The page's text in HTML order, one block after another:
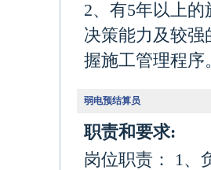
2、有5年以上
决策能力及较
握施工管理程序
弱电预结算员
职责和要求:
岗位职责： 1、